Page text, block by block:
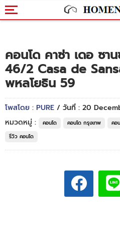
คอนโด คาซ่า เดอ ซา
46/2 Casa de
พหลโยธิน 59
โพสโดย : PURE / วันที่ : 20
หมวดหมู่ :
คอนโด คอนโด กรุงเทพ คอ
รีวิว คอนโด